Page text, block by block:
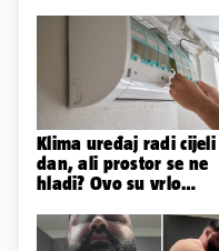
Klima uređaj radi cijeli
dan, ali prostor se ne
hladi? Ovo su vrlo